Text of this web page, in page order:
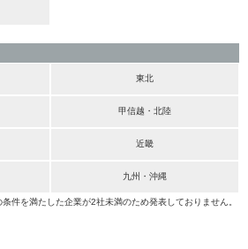
東北
甲信越・北陸
近畿
九州・沖縄
件を満たした企業が2社未満のため発表しておりません。